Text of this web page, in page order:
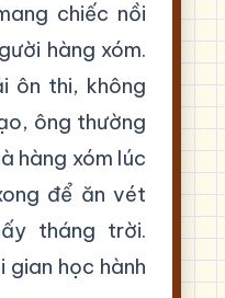
chiếc nồi
hàng xóm.
ôn thi, không
ông thường
hàng xóm lúc
để ăn vét
tháng trời.
gian học hành